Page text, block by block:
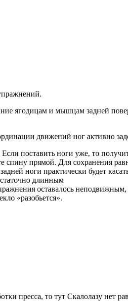
ягодицам и мышцам задней
движений ног активно
поставить ноги уже, то
прямой. Для сохранения
ноги практически будет
длинным
оставалось неподвижным,
«разобьется».
пресса, то тут Скалолазу нет